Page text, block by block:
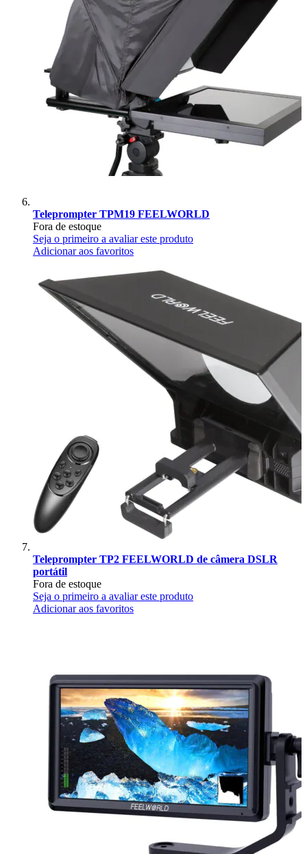
Teleprompter TPM19 FEELWORLD
Fora de estoque
Seja o primeiro a avaliar este produto
Adicionar aos favoritos
Teleprompter TP2 FEELWORLD de câmera DSLR
portátil
Fora de estoque
Seja o primeiro a avaliar este produto
Adicionar aos favoritos